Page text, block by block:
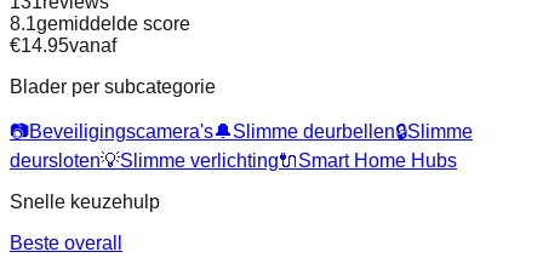
8.1gemiddelde score
€14.95vanaf
Blader per subcategorie
📷Beveiligingscamera's🔔Slimme deurbellen🔒Slimme
deursloten💡Slimme verlichting🔌Smart Home Hubs
Snelle keuzehulp
Beste overall